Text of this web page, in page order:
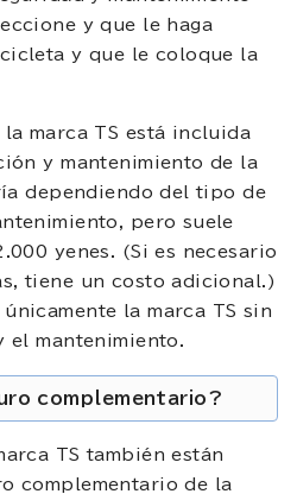
y que le haga
y que le coloque la
marca TS está incluida
y mantenimiento de la
dependiendo del tipo de
pero suele
yenes. (Si es necesario
tiene un costo adicional.)
la marca TS sin
mantenimiento.
complementario?
TS también están
complementario de la